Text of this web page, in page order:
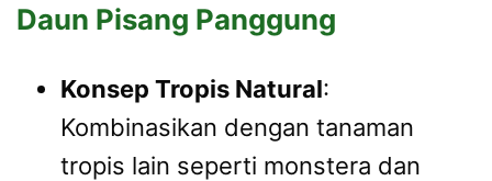
Daun Pisang Panggung
Konsep Tropis Natural:
Kombinasikan dengan tanaman
tropis lain seperti monstera dan